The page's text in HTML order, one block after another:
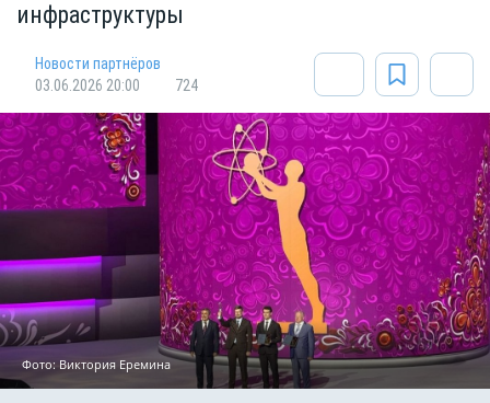
инфраструктуры
Новости партнёров
03.06.2026 20:00
724
Фото: Виктория Еремина